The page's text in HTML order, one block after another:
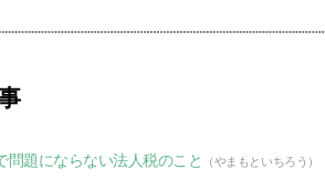
問題にならない法人税のこと （やまもといちろう）